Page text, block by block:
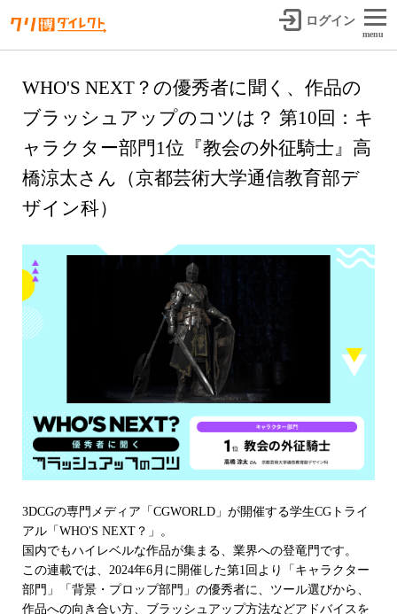
ログイン
menu
WHO'S NEXT？の優秀者に聞く、作品の
ブラッシュアップのコツは？ 第10回：キ
ャラクター部門1位『教会の外征騎士』高
橋涼太さん（京都芸術大学通信教育部デ
ザイン科）
3DCGの専門メディア「CGWORLD」が開催する学生CGトライ
アル「WHO'S NEXT？」。
国内でもハイレベルな作品が集まる、業界への登竜門です。
この連載では、2024年6月に開催した第1回より「キャラクター
部門」「背景・プロップ部門」の優秀者に、ツール選びから、
作品への向き合い方、ブラッシュアップ方法などアドバイスを